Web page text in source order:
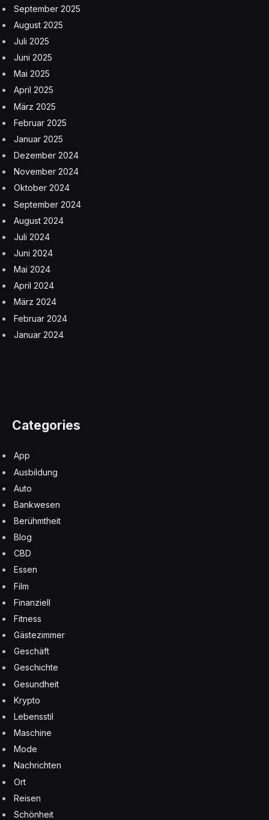
September 2025
August 2025
Juli 2025
Juni 2025
Mai 2025
April 2025
März 2025
Februar 2025
Januar 2025
Dezember 2024
November 2024
Oktober 2024
September 2024
August 2024
Juli 2024
Juni 2024
Mai 2024
April 2024
März 2024
Februar 2024
Januar 2024
Categories
App
Ausbildung
Auto
Bankwesen
Berühmtheit
Blog
CBD
Essen
Film
Finanziell
Fitness
Gästezimmer
Geschäft
Geschichte
Gesundheit
Krypto
Lebensstil
Maschine
Mode
Nachrichten
Ort
Reisen
Schönheit